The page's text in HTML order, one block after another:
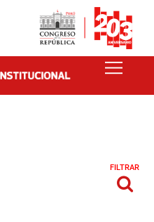
FILTRAR